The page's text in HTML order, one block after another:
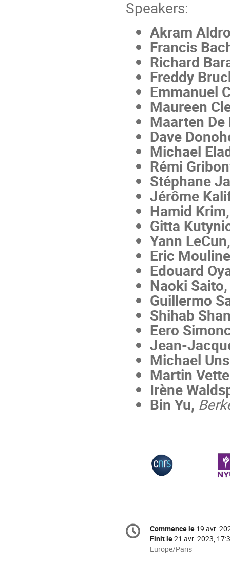
Speakers:
Akram
Francis
Richard
Freddy
Emmanuel
Maureen
Maarten
Dave
Michael
Rémi
Stéphane
Jérôme
Hamid
Gitta
Yann
Eric
Edouard
Naoki
Guillermo
Shihab
Eero
Jean-
Michael
Martin
Irène
Bin Yu,
de
la
conférence
Date/Heure
Commence le 19 avr.
Finit le21 avr. 2023,
Toutes
Europe/Paris